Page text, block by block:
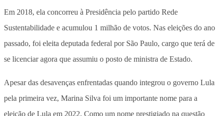
Em 2018, ela concorreu à Presidência pelo partido Rede
Sustentabilidade e acumulou 1 milhão de votos. Nas eleições do ano
passado, foi eleita deputada federal por São Paulo, cargo que terá de
se licenciar agora que assumiu o posto de ministra de Estado.
Apesar das desavenças enfrentadas quando integrou o governo Lula
pela primeira vez, Marina Silva foi um importante nome para a
eleição de Lula em 2022. Como um nome prestigiado na questão